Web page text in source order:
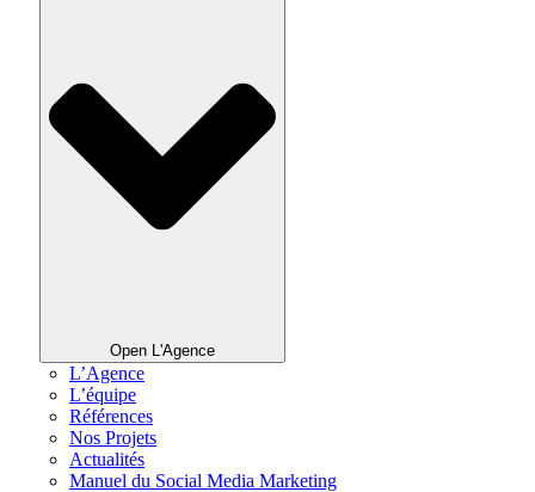
Open L'Agence
L’Agence
L’équipe
Références
Nos Projets
Actualités
Manuel du Social Media Marketing